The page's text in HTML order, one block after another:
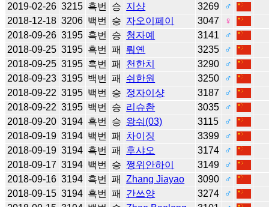
2019-02-26 3215 흑번 승 지샹 3269
♂
2018-12-18 3206 백번 승 자오이페이 3047
♀
2018-09-26 3195 흑번 승 청자예 3141
♂
2018-09-25 3195 흑번 패 뤄옌 3235
♂
2018-09-25 3195 흑번 패 천한치 3290
♂
2018-09-23 3195 백번 패 쉬한원 3250
♂
2018-09-22 3195 백번 승 정자이샹 3187
♂
2018-09-22 3195 백번 승 리슈촨 3035
♂
2018-09-20 3194 흑번 승 왕숴(03) 3115
♂
2018-09-19 3194 백번 패 차이징 3399
♂
2018-09-19 3194 흑번 패 후샤오 3174
♂
2018-09-17 3194 백번 승 쩡위안하이 3149
♂
2018-09-16 3194 흑번 패 Zhang Jiayao 3090
♂
2018-09-15 3194 흑번 패 간쓰양 3274
♂